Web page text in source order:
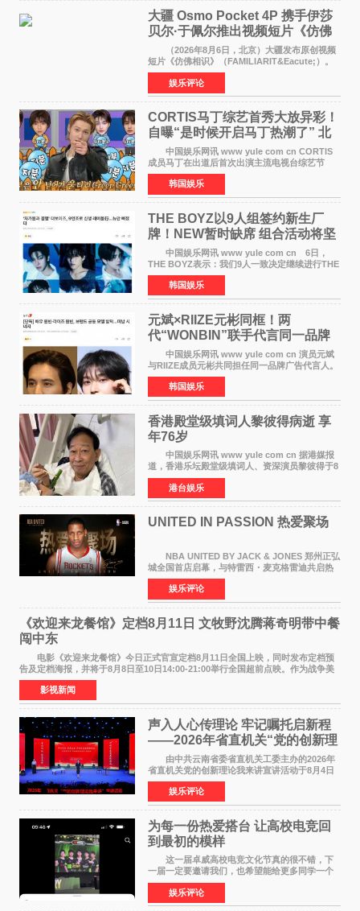
大疆 Osmo Pocket 4P 携手伊莎
贝尔·于佩尔推出视频短片《仿佛
相识》
（2026年8月6日，北京）大疆发布原创视频
短片《仿佛相识》（FAMILIARIT&Eacute;）。
视频短片由戛纳国际电影节最佳女演员伊莎贝尔·
于佩尔（Isabelle Huppert）主演，全程使用大
疆首款双主摄口
娱乐评论
CORTIS马丁综艺首秀大放异彩！
自曝“是时候开启马丁热潮了” 北
美巡演火热进行中
中国娱乐网讯 www yule com cn CORTIS
成员马丁在出道后首次出演主流电视台综艺节
目，展现了多才多艺的魅力。 马丁出演了5日
播出的MBC《Radio Star》Fashion与Passion
之间，I&lsquo;m
韩国娱乐
THE BOYZ以9人组签约新生厂
牌！NEW暂时缺席 组合活动将坚
定不移继续
中国娱乐网讯 www yule com cn 6日，
THE BOYZ表示：我们9人一致决定继续进行THE
BOYZ组合活动，并且已经完成了组合团体活动
签约。目前正在新生厂牌下进行活动准备。尚未
离开THE BOYZ原所
韩国娱乐
元斌×RIIZE元彬同框！两
代“WONBIN”联手代言同一品牌
颜值天花板合体
中国娱乐网讯 www yule com cn 演员元斌
与RIIZE成员元彬共同担任同一品牌广告代言人。
6日据独家报道，继演员元斌之后，RIIZE元彬最
近也被选为某在线中介平台A公司的共同广告代言
人，两人将作
韩国娱乐
香港殿堂级填词人黎彼得病逝 享
年76岁​
中国娱乐网讯 www yule com cn 据港媒报
道，香港乐坛殿堂级填词人、资深演员黎彼得于8
月5日上午因病离世，终年76岁。好友钟志光透
露，黎彼得今年3月中风后便卧床休养，身体机能
持续衰退，最
港台娱乐
UNITED IN PASSION 热爱聚场
NBA UNITED BY JACK & JONES 郑州正弘
城全国首店启幕，与特雷西・麦克格雷迪共启热
爱 2026 年7 月21 日，
NBAUNITEDBYJACK&JONES 全国首店，于郑
州正弘城正式启幕。NBA 传奇球星
娱乐评论
《欢迎来龙餐馆》定档8月11日 文牧野沈腾蒋奇明带中餐
闯中东
电影《欢迎来龙餐馆》今日正式官宣定档8月11日全国上映，同时发布定档预
告及定档海报，并将于8月8日至10日14:00-21:00举行全国超前点映。作为战争美
食大片，影片讲述的是中国厨师徐福（沈腾
影视新闻
声入人心传理论 牢记嘱托启新程
——2026年省直机关“党的创新理
论我来讲”宣讲活动圆满落幕
由中共云南省委省直机关工委主办的2026年
省直机关党的创新理论我来讲宣讲活动于8月4日
至5日在昆明举办。活动以 "牢记嘱托 感恩奋进
开创云南发展新局面 "为主题，坚持以新时代中国
特色社会主义
娱乐评论
为每一份热爱搭台 让高校电竞回
到最初的模样
这一届卓威高校电竞文化节真的很不错，下
一届一定要邀请我们，也希望能给更多同学一个
来到现场的机会。 2026卓威高校电竞文化节
已经落下帷幕，在活动结束后，仍有不少高校电
竞社负责人和现
娱乐评论